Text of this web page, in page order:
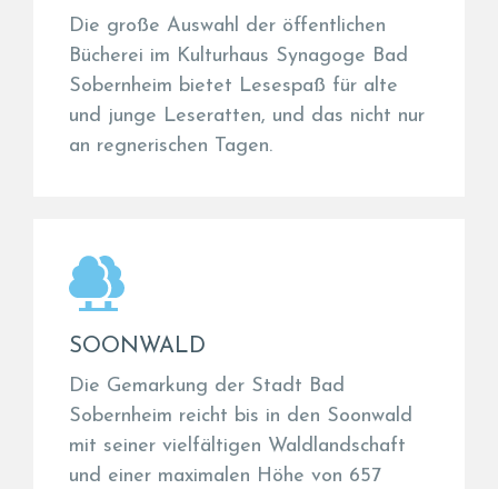
Die große Auswahl der öffentlichen
Bücherei im Kulturhaus Synagoge Bad
Sobernheim bietet Lesespaß für alte
und junge Leseratten, und das nicht nur
an regnerischen Tagen.
SOONWALD
Die Gemarkung der Stadt Bad
Sobernheim reicht bis in den Soonwald
mit seiner vielfältigen Waldlandschaft
und einer maximalen Höhe von 657